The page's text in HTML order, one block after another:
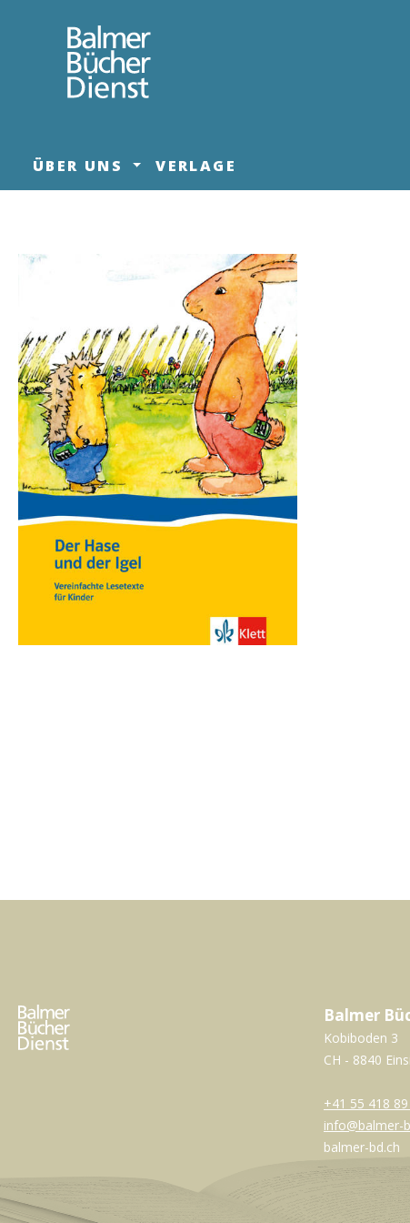
Zur Hauptnavigation springen
ÜBER UNS VERLAGE
Bildergalerie überspringen
Balmer
Kobiboden 3
CH - 8840
+41 55 418
info@balmer-
balmer-bd.ch